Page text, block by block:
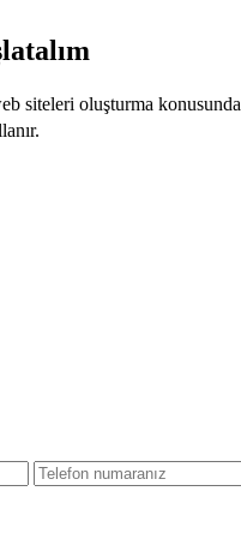
siteleri oluşturma